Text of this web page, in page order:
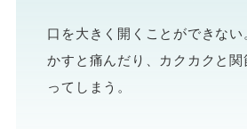
口を大きく開くことができない
かすと痛んだり、カクカクと関
ってしまう。